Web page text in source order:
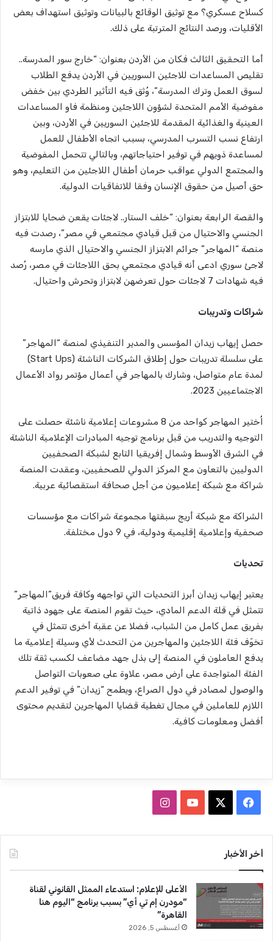
كسلاح عسكري؟ مع توثيق الوقائع بالبيانات وتوثيق استهداف بعض
الأقليات، ورصد النتائج المترتبة على ذلك.
أما التحقيق الثالث فكان من الأردن بعنوان: “خارج سور المدرسة..
تقليص المساعدات للاجئين السوريين في الأردن يدفع الطلاب
لسوق العمل وترك المدرسة”، وُثق فيه التأثير الطردي بين خفض
مفوضية الأمم المتحدة لشؤون اللاجئين ومنظمة فاو المساعدات
العينية والغذائية المقدمة للاجئين السوريين في الأردن، وبين
ارتفاع نسب التسرب المدرسي، بسبب اتجاه الأطفال للعمل
لمساعدة ذويهم في توفير احتياجاتهم، وبالتالي تتحمل المفوضية
والمجتمع الدولي عواقب حرمان أطفال اللاجئين من التعليم، وهو
حق أصيل من حقوق الإنسان وفقا للاتفاقيات الدولية.
والقصة الرابعة بعنوان: “خلف الستار.. لاجئات يقعن ضحايا للابتزاز
الجنسي والاحتيال من قبل قيادي مجتمعي في مصر”، رصدت فيه
منصة “المهاجر” جرائم الابتزاز الجنسي والاحتيال الذي مارسه
لاجئ سوري ادعى أنه قيادي مجتمعي بحق اللاجئات في مصر، رُصد
فيه شهادات 7 لاجئات حول تعرضهن لابتزاز وتحرش واحتيال.
شراكات وتدريبات
حصل إيهاب زيدان المؤسس والمدير التنفيذي لمنصة “المهاجر”
على سلسلة تدريبات حول إطلاق الشركات الناشئة (Start Ups)
لمدة عام متواصل، وشارك بالمهاجر في أعمال مؤتمر رواد الأعمال
الاجتماعيين 2023.
اُختير المهاجر كواحد من 8 مشروعات إعلامية ناشئة حصلت على
التوجيه والتدريب من قبل برنامج توجيه المبادرات الإعلامية الناشئة
في الشرق الأوسط وشمال إفريقيا التابع لشبكة الصحفيين
الدوليين بالتعاون مع المركز الدولي للصحفيين، وعقدت المنصة
شراكة مع شبكة إعلاميون من أجل صحافة استقصائية عربية.
الشراكة مع شبكة أريج سبقتها مجموعة شراكات مع مؤسسات
صحفية وإعلامية إقليمية ودولية، في 9 دول مختلفة.
تحديات
يعتبر إيهاب زيدان أبرز التحديات التي تواجهه وكافة فريق”المهاجر”
تتمثل في قلة الدعم المادي، حيث تقوم المنصة على جهود ذاتية
بفريق عمل كامل من الشباب، فضلا عن عقبة أخرى تتمثل في
تخوّف فئة اللاجئين والمهاجرين من التحدث لأي وسيلة إعلامية ما
يدفع العاملون في المنصة إلى بذل جهد مضاعف لكسب ثقة تلك
الفئة المتواجدة على أرض مصر، علاوة على صعوبات التواصل
والوصول لمصادر في دول الصراع، ويطمح “زيدان” في توفير الدعم
اللازم للعاملين في مجال تغطية قضايا المهاجرين لتقديم محتوى
أفضل ومعلومات كافية.
س
و
ك
T
u
ق
أخر الأخبار
الأعلى للإعلام: استدعاء الممثل القانوني لقناة
“مودرن إم تي أي” بسبب برنامج “اليوم هنا
القاهرة”
أغسطس 5, 2026